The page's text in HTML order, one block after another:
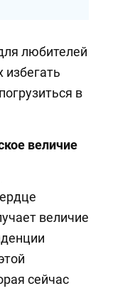
любителей
в
величие
величие
сейчас